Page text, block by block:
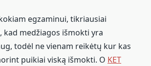
egzaminui, tikriausiai
kad medžiagos išmokti yra
todėl ne vienam reikėtų kur kas
puikiai viską išmokti. O KET